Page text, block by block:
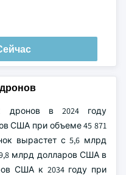
дронов в 2024 году
США при объеме 45 871
вырастет с 5,6 млрд
млрд долларов США в
США к 2034 году при